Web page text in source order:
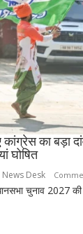
का बड़ा
घोषित
News Desk
चुनाव 2027